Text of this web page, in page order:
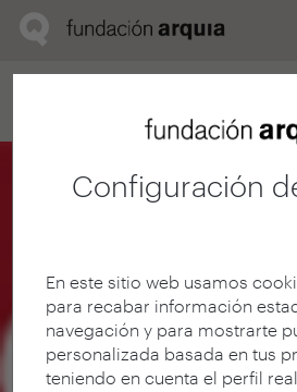
Configuración
En este sitio web usamos
para recabar información
navegación y para mostrarte
personalizada basada en tus
teniendo en cuenta el perfil
Ficha realización